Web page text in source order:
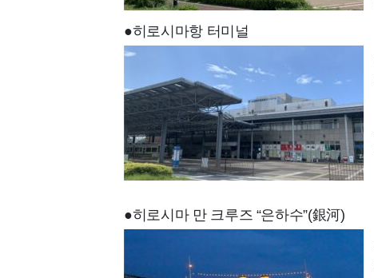
●히로시마항 터미널
●히로시마 만 크루즈 “은하수”(銀河)